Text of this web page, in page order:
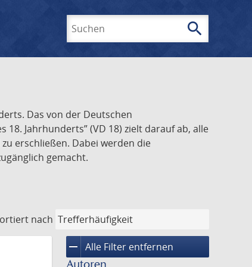
search
Das von der Deutschen
Jahrhunderts” (VD 18) zielt darauf ab, alle
erschließen. Dabei werden die
gemacht.
nach
remove Alle Filter entfernen